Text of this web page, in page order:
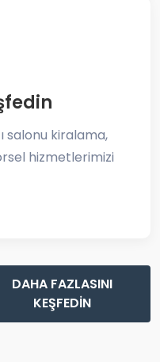
salonu kiralama,
hizmetlerimizi
DAHA FAZLASINI
KEŞFEDİN